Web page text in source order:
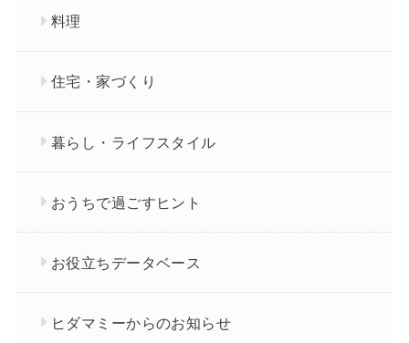
料理
住宅・家づくり
暮らし・ライフスタイル
おうちで過ごすヒント
お役立ちデータベース
ヒダマミーからのお知らせ